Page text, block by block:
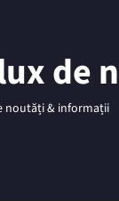
de
noutăți & informații